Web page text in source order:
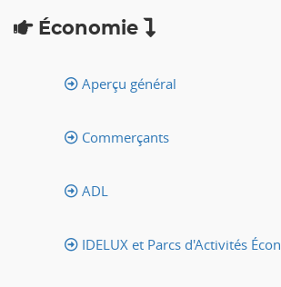
Économie
Aperçu général
Commerçants
ADL
IDELUX et Parcs d'Activités